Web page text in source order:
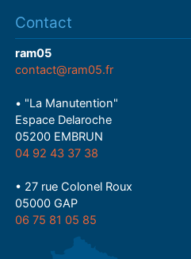
Contact
ram05
contact@ram05.fr
• "La Manutention"
Espace Delaroche
05200 EMBRUN
04 92 43 37 38
• 27 rue Colonel Roux
05000 GAP
06 75 81 05 85